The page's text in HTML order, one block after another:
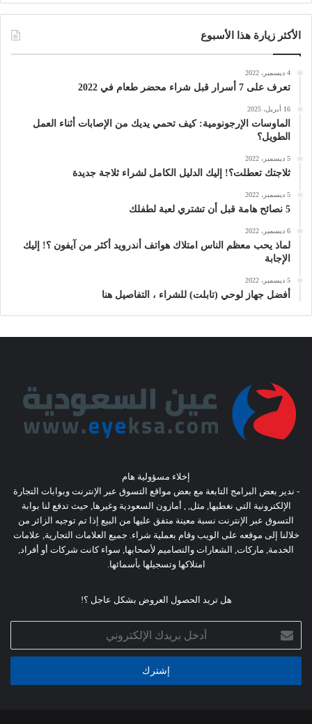
الأكثر زيارة هذا الأسبوع
4 ديسمبر، 2022
تعرف على 7 أسرار قبل شراء محضر طعام في 2022
16 أبريل، 2025
الماوسات الإرجونومية: كيف تحمي يديك من الإصابات أثناء العمل
الطويل؟
5 ديسمبر، 2022
ثلاجتك تعطلت؟! إليك الدليل الكامل لشراء ثلاجة جديدة
5 ديسمبر، 2022
5 نصائح هامة قبل أن تشتري لعبة لطفلك
6 ديسمبر، 2022
لماذ يحب معظم الناس امتلاك هواتف أندرويد أكثر من آيفون ؟! إليك
الإجابة
5 ديسمبر، 2022
أفضل جهاز لوحي (تابلت) للشراء ، التفاصيل هنا
إخلاء مسؤولية هام
- ندير بعض البرامج التابعة مع بعض مواقع التسوق عبر الإنترنت وبوابات التجارة
الإلكترونية التي نغطيها, مثل, , أمازون السعودية وغيرها, حيث تدفع لنا بوابة
التسوق عبر الإنترنت نسبة معينة متفق عليها من البيع إذا تم توجيه الزائر من
خلالنا إلى موقعه على الويب وقام بعملية شراء. جميع العلامات التجارية, علامات
الخدمة, ماركات, الشعارات والتصاميم لأصحابها, سواء كانت شركات أو أفراد,
امتلاكها وتسجيلها بأسمائها.
هل تريد الحصول العروض بشكل عاجل ؟!
بريدك
الإلكتروني